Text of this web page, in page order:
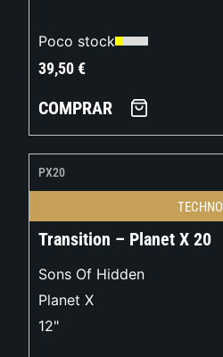
Poco stock
39,50€
COMPRAR
PX20
TECHNO
Transition – Planet X 20
Sons Of Hidden
Planet X
12"